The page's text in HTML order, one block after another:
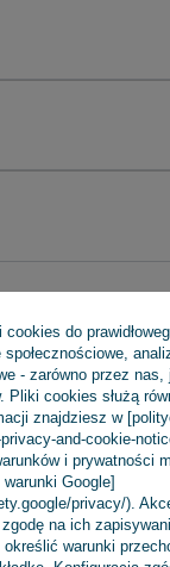
,Klasztorna 38 ,
prezentujemy ceny
do
- zarówno przez
Pliki cookies służą
znajdziesz w
and-cookie-
i prywatności
Google]
privacy/).
na ich
warunki